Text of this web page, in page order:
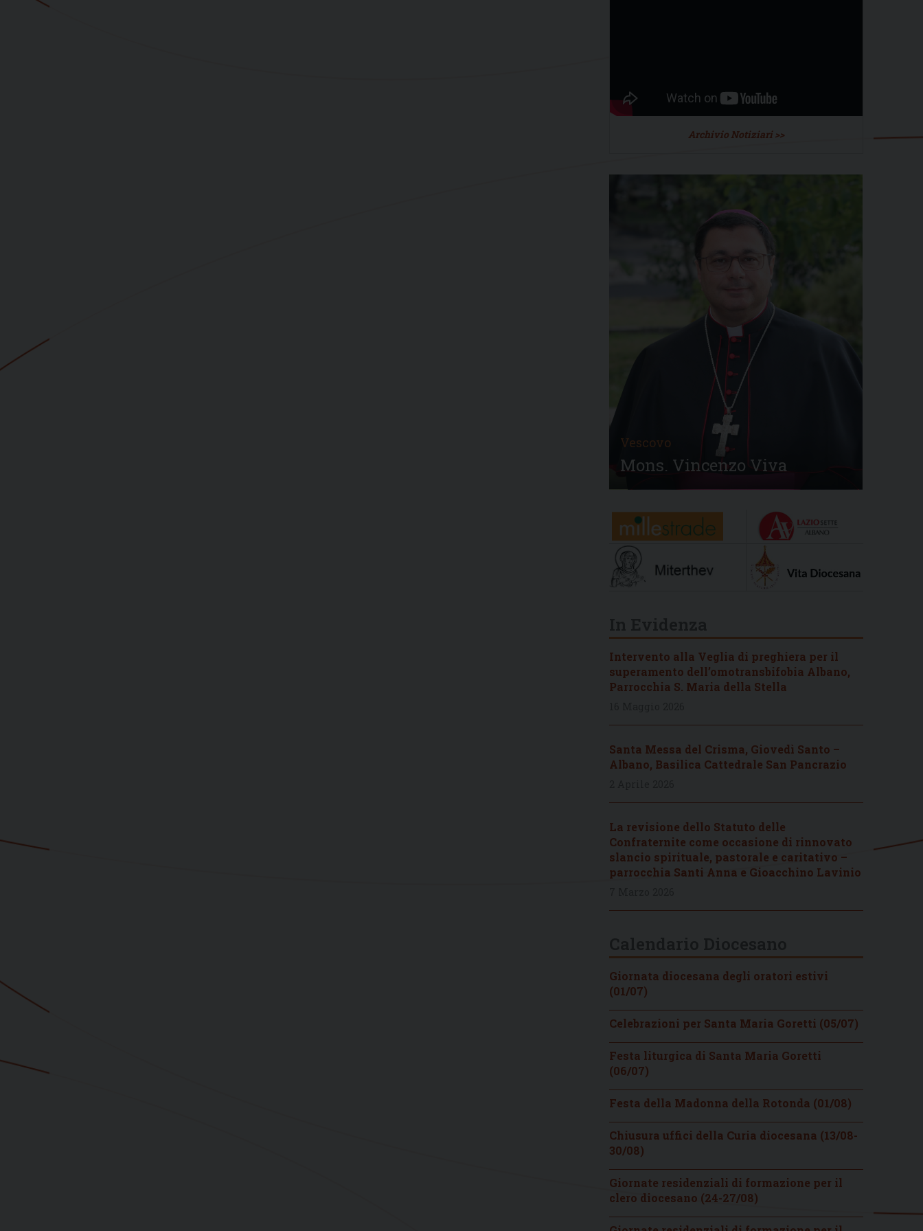
Archivio Notiziari >>
Vescovo
Mons. Vincenzo Viva
Intervento alla Veglia di preghiera per il
superamento dell’omotransbifobia Albano,
Parrocchia S. Maria della Stella
Santa Messa del Crisma, Giovedì Santo –
Albano, Basilica Cattedrale San Pancrazio
La revisione dello Statuto delle
Confraternite come occasione di rinnovato
slancio spirituale, pastorale e caritativo –
parrocchia Santi Anna e Gioacchino Lavinio
Giornata diocesana degli oratori estivi
(01/07)
Celebrazioni per Santa Maria Goretti (05/07)
Festa liturgica di Santa Maria Goretti
(06/07)
Festa della Madonna della Rotonda (01/08)
Chiusura uffici della Curia diocesana (13/08-
30/08)
Giornate residenziali di formazione per il
clero diocesano (24-27/08)